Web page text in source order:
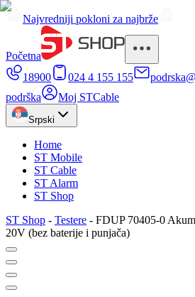
Najvredniji pokloni za najbrže
Početna
18900
024 4 155 155
podrška
Moj STCable
Srpski
Home
ST Mobile
ST Cable
ST Alarm
ST Shop
ST Shop - Testere - FDUP 70405-0
20V (bez baterije i punjača)